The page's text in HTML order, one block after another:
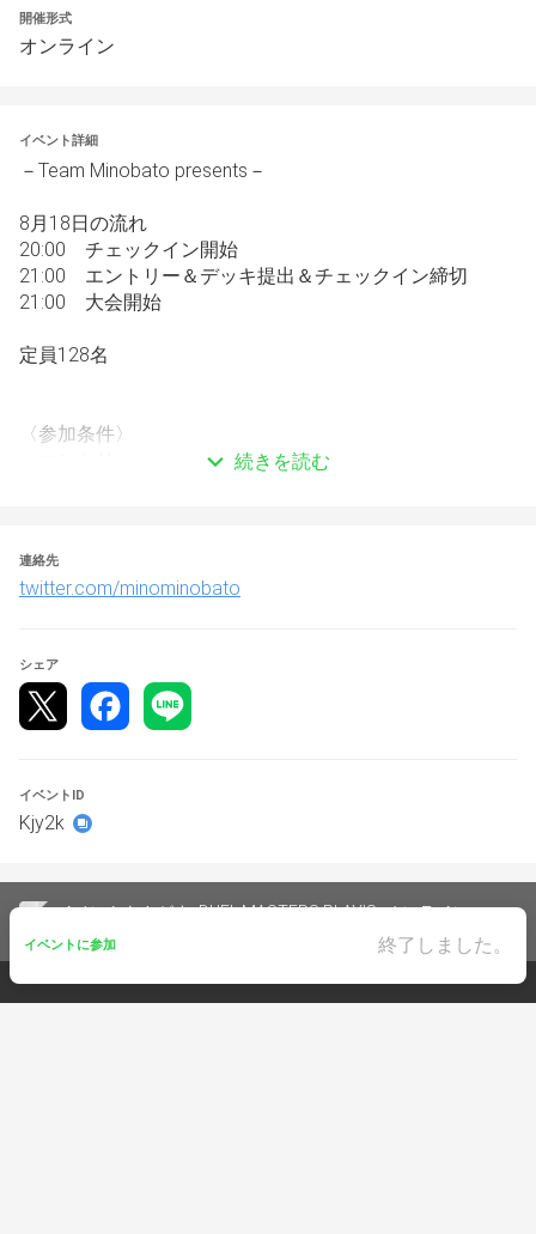
開催形式
オンライン
イベント詳細
－Team Minobato presents－
8月18日の流れ
20:00　チェックイン開始
21:00　エントリー＆デッキ提出＆チェックイン締切
21:00　大会開始
定員128名
〈参加条件〉
・tonamelでのデッキ提出※必須（大会終了後デッキレシ
ピを上位入賞者の公開します。ご了承ください。）
※提出がない場合、不戦敗とします。デッキ提出は0.1秒で
も間に合わない場合、無効となります。また提出がない場
合賞品を獲得しても無効となります。
・ルームフォーマット:spルールマッチのUnderVRMatch
・大会形式:シングルエリミネーション
・デッキ変更不可
・SRカードの使用禁止（VR以下限定構築）
・個人配信等は自由です。（配信によって生まれる有利不
・先攻後攻選択：ランダム
続きを読む
連絡先
twitter.com/minominobato
シェア
イベントID
Kjy2k
イベントをさがす DUEL MASTERS PLAY’S オンライン
【公認大会】ミノバトCUP～Under VR Match～#3
イベントに参加 終了しました。